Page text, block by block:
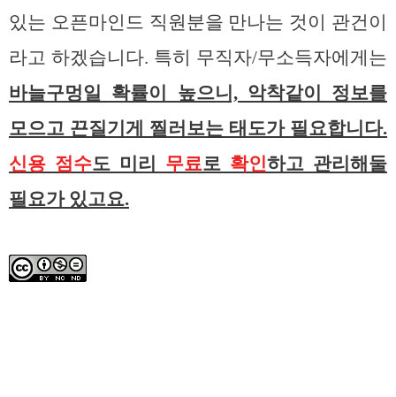
있는 오픈마인드 직원분을 만나는 것이 관건이
라고 하겠습니다. 특히 무직자/무소득자에게는
바늘구멍일 확률이 높으니, 악착같이 정보를
모으고 끈질기게 찔러보는 태도가 필요합니다.
신용 점수도 미리 무료로 확인하고 관리해둘
필요가 있고요.